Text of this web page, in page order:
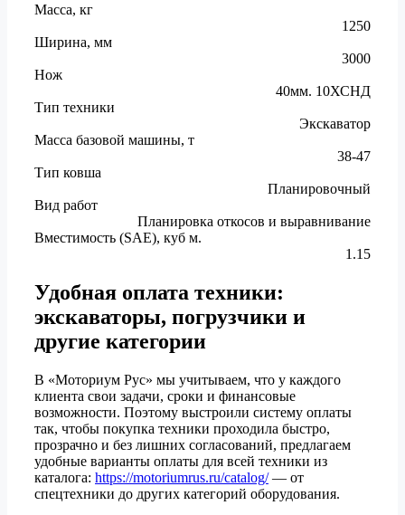
Масса, кг
1250
Ширина, мм
3000
Нож
40мм. 10ХСНД
Тип техники
Экскаватор
Масса базовой машины, т
38-47
Тип ковша
Планировочный
Вид работ
Планировка откосов и выравнивание
Вместимость (SAE), куб м.
1.15
Удобная оплата техники:
экскаваторы, погрузчики и
другие категории
В «Моториум Рус» мы учитываем, что у каждого
клиента свои задачи, сроки и финансовые
возможности. Поэтому выстроили систему оплаты
так, чтобы покупка техники проходила быстро,
прозрачно и без лишних согласований, предлагаем
удобные варианты оплаты для всей техники из
каталога: https://motoriumrus.ru/catalog/— от
спецтехники до других категорий оборудования.